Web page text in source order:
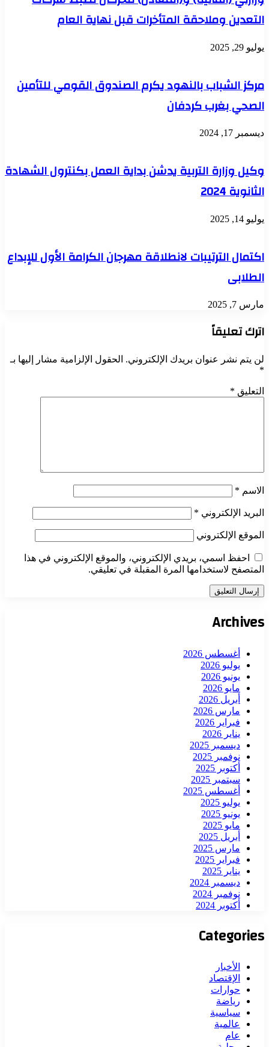
التعدين وملاحقة المتأخرات قبل نهاية العام
يوليو 29, 2025
مركز الشباب بالنهود يكرم الصندوق القومي للتأمين
الصحي بغرب كردفان
ديسمبر 17, 2024
وكيل وزارة التربية يدشن بداية العمل بكنترول الشهادة
الثانوية 2024
يوليو 14, 2025
اكتمال الترتيبات لانطلاقة مهرجان الكرامة الأول للإبداع
الطلابى
مارس 7, 2025
اترك تعليقاً
لن يتم نشر عنوان بريدك الإلكتروني. الحقول الإلزامية مشار إليها بـ
*
التعليق *
الاسم *
البريد الإلكتروني *
الموقع الإلكتروني
احفظ اسمي، بريدي الإلكتروني، والموقع الإلكتروني في هذا
المتصفح لاستخدامها المرة المقبلة في تعليقي.
Archives
أغسطس 2026
يوليو 2026
يونيو 2026
مايو 2026
أبريل 2026
مارس 2026
فبراير 2026
يناير 2026
ديسمبر 2025
نوفمبر 2025
أكتوبر 2025
سبتمبر 2025
أغسطس 2025
يوليو 2025
يونيو 2025
مايو 2025
أبريل 2025
مارس 2025
فبراير 2025
يناير 2025
ديسمبر 2024
نوفمبر 2024
أكتوبر 2024
Categories
الأخبار
الإقتصاد
حوارات
رياضة
سياسية
عالمية
عام